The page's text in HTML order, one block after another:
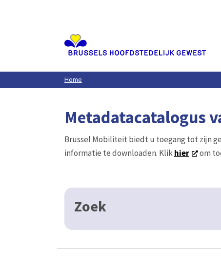
Home
Metadatacatalogus
Brussel Mobiliteit biedt u toegang tot zijn
informatie te downloaden. Klikhier om
Zoek